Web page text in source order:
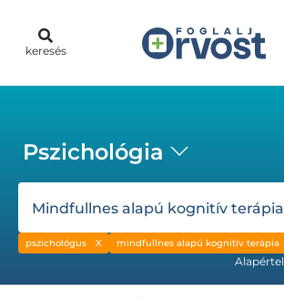
keresés
Pszichológia
Mindfullnes alapú kognitív terápia
pszichológus mindfullnes alapú kognitív terápia